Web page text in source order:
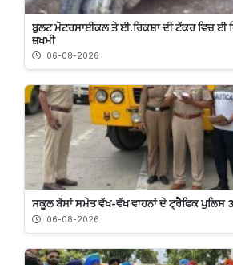
ਬੁਲਟ ਮੋਟਰਸਾਈਕਲ ਤੇ ਈ.ਰਿਕਸ਼ਾ ਦੀ ਟੱਕਰ ਵਿਚ ਈ
ਜ਼ਖਮੀ
06-08-2026
ਸਕੂਲ ਬੱਸਾਂ ਸਮੇਤ ਵੱਖ-ਵੱਖ ਵਾਹਨਾਂ ਦੇ ਟ੍ਰੈਫਿਕ ਪੁਲਿਸ
06-08-2026